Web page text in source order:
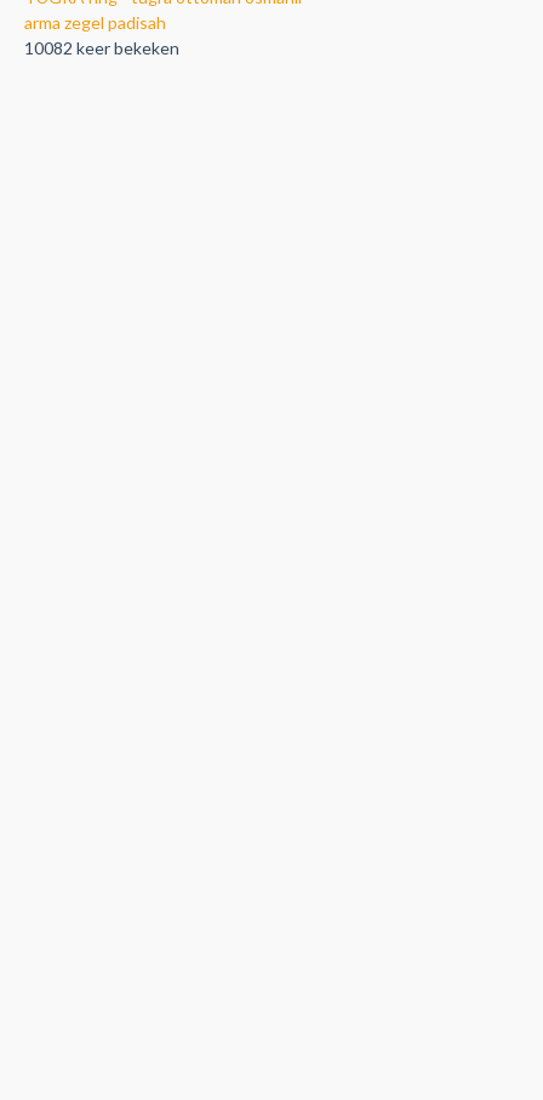
arma zegel padisah
10082 keer bekeken